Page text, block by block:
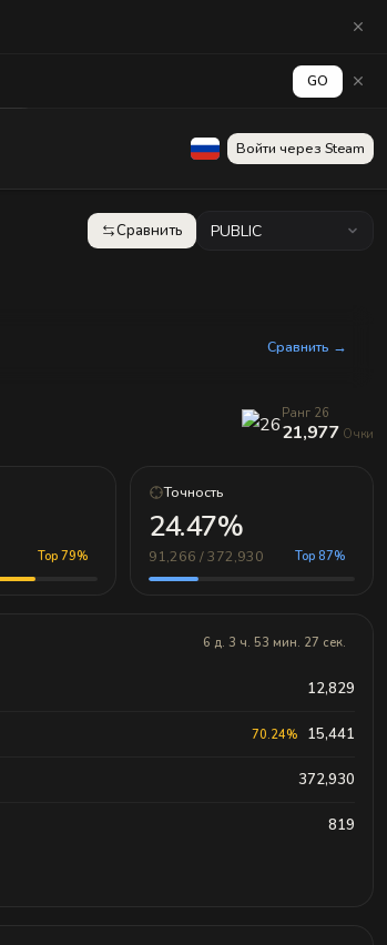
Войти через Steam
Сравнить PUBLIC
Сравнить →
Ранг 26
21,977 Очки
Top 79%
Точность
24.47%
91,266 / 372,930 Top 87%
6 д. 3 ч. 53 мин. 27 сек.
12,829
70.24% 15,441
372,930
819
GO